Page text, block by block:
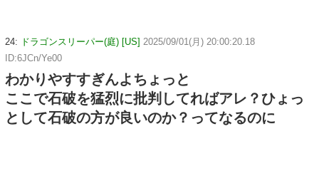
24: ドラゴンスリーパー(庭) [US] 2025/09/01(月) 20:00:20.18
ID:6JCn/Ye00
わかりやすすぎんよちょっと
ここで石破を猛烈に批判してればアレ？ひょっ
として石破の方が良いのか？ってなるのに